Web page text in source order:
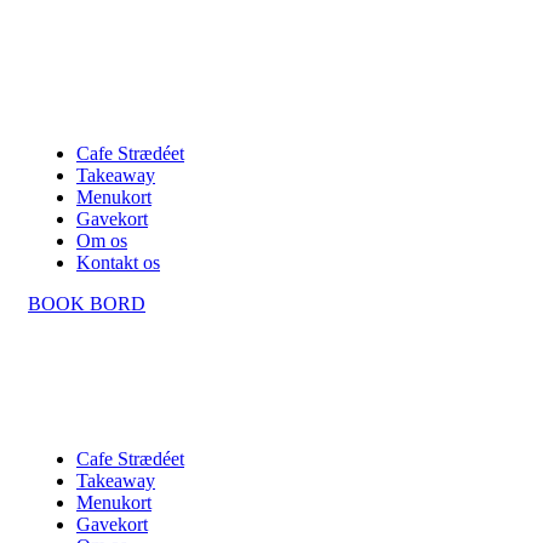
Cafe Strædéet
Takeaway
Menukort
Gavekort
Om os
Kontakt os
BOOK BORD
Cafe Strædéet
Takeaway
Menukort
Gavekort